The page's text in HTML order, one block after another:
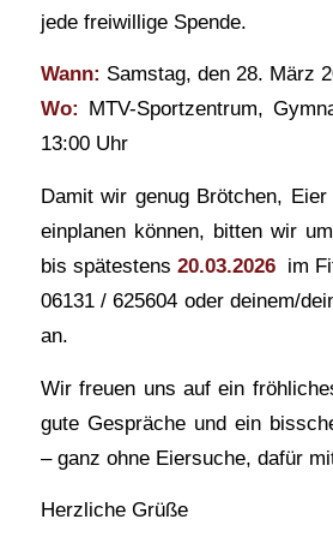
jede freiwillige Spende.
Wann: Samstag, den 28. März
Wo: MTV-Sportzentrum,
13:00 Uhr
Damit wir genug Brötchen,
einplanen können, bitten wir
bis spätestens 20.03.2026 im
06131 / 625604 oder deinem/
an.
Wir freuen uns auf ein
gute Gespräche und ein
– ganz ohne Eiersuche, dafür
Herzliche Grüße